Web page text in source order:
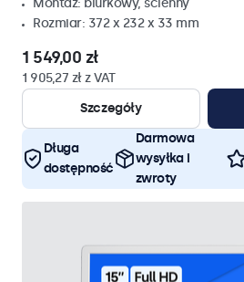
Montaż: biurkowy, ścienny
Rozmiar: 372 x 232 x 33 mm
1 549,00 zł
1 905,27 zł z VAT
Szczegóły
Długa
dostępność
Darmowa
wysyłka i
zwroty